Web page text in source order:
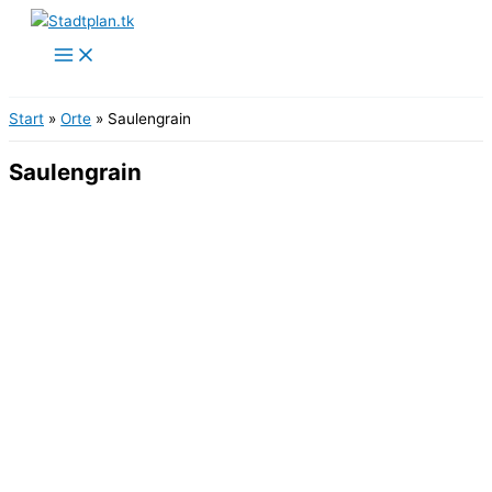
Zum
Start Orte Saulengrain
Saulengrain